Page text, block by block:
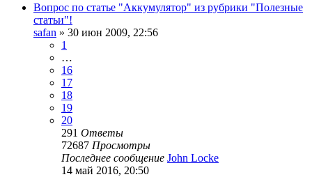
Вопрос по статье "Аккумулятор" из рубрики "Полезные
статьи"!
safan » 30 июн 2009, 22:56
1
…
16
17
18
19
20
291 Ответы
72687 Просмотры
Последнее сообщение John Locke
14 май 2016, 20:50